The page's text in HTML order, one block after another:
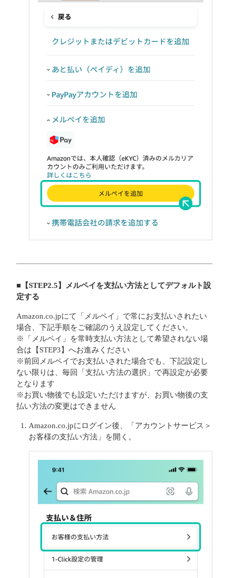
■【STEP2.5】メルペイを支払い方法としてデフォルト設
定する
Amazon.co.jpにて「メルペイ」で常にお支払いされたい
場合、下記手順をご確認のうえ設定してください。
※「メルペイ」を常時支払い方法として希望されない場
合は【STEP3】へお進みください
※前回メルペイでお支払いされた場合でも、下記設定し
ない限りは、毎回「支払い方法の選択」で再設定が必要
となります
※お買い物後でも設定いただけますが、お買い物後の支
払い方法の変更はできません
Amazon.co.jpにログイン後、「アカウントサービス＞
お客様の支払い方法」を開く。